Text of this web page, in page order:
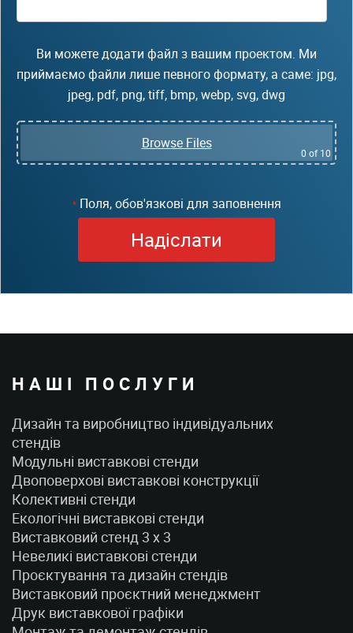
Ви можете додати файл з вашим проектом. Ми
приймаємо файли лише певного формату, а саме: jpg,
jpeg, pdf, png, tiff, bmp, webp, svg, dwg
Browse Files
0 of 10
*Поля, обов'язкові для заповнення
НАШІ ПОСЛУГИ
Дизайн та виробництво індивідуальних
стендів
Модульні виставкові стенди
Двоповерхові виставкові конструкції
Колективні стенди
Екологічні виставкові стенди
Виставковий стенд 3 x 3
Невеликі виставкові стенди
Проєктування та дизайн стендів
Виставковий проєктний менеджмент
Друк виставкової графіки